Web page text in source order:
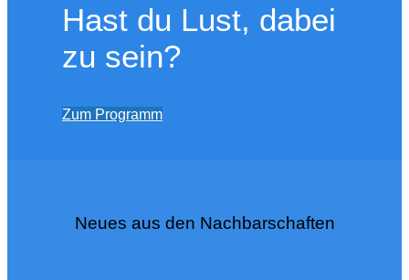
Hast du Lust, dabei
zu sein?
Zum Programm
Neues aus den Nachbarschaften